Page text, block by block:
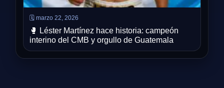
🗓️ marzo 22, 2026
🥊 Léster Martínez hace historia: campeón
interino del CMB y orgullo de Guatemala